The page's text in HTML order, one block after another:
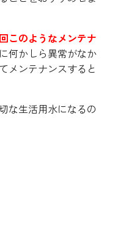
このようなメンテナ
何かしら異常がなか
メンテナンスすると
な生活用水になるの